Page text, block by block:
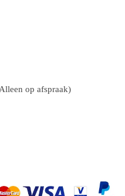
op afspraak)